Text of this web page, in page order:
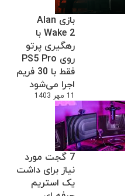
بازی Alan
Wake 2 با
رهگیری پرتو
روی PS5 Pro
فقط با 30 فریم
اجرا می‌شود
11 مهر 1403
7 گجت مورد
نیاز برای داشت
یک استریم